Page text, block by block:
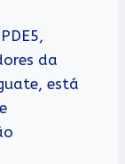
da
está